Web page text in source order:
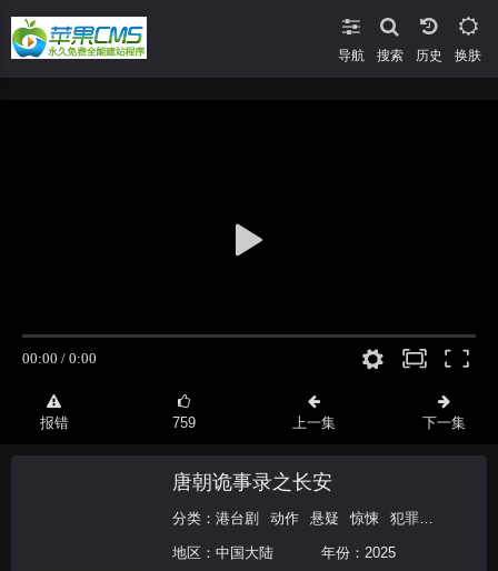
导航 搜索 换肤
报错 759 上一集 下一集
唐朝诡事录之长安
分类： 港台剧 动作 悬疑 惊悚 犯罪 奇幻
地区： 中国大陆 年份： 2025